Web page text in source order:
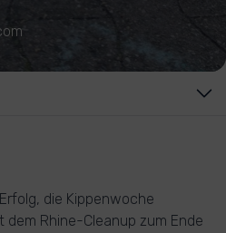
die Kippenwoche
Rhine-Cleanup zum Ende